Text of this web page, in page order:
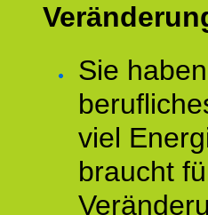
Sie
viel
braucht